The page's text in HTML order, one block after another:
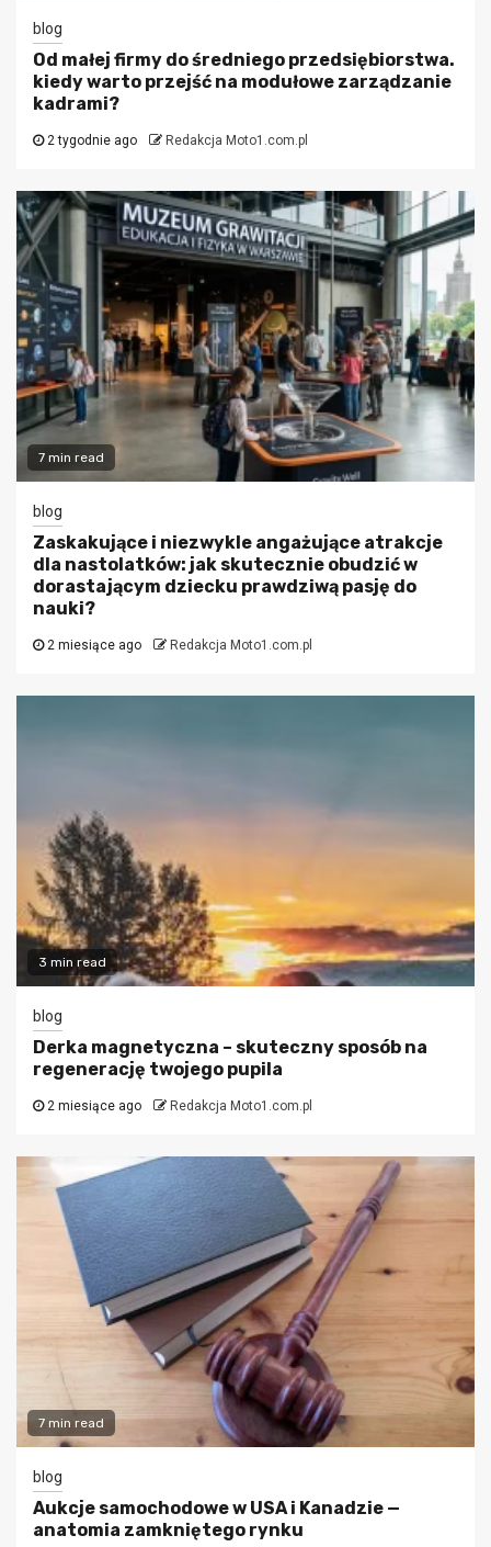
blog
Od małej firmy do średniego przedsiębiorstwa.
kiedy warto przejść na modułowe zarządzanie
kadrami?
2 tygodnie ago Redakcja Moto1.com.pl
7 min read
blog
Zaskakujące i niezwykle angażujące atrakcje
dla nastolatków: jak skutecznie obudzić w
dorastającym dziecku prawdziwą pasję do
nauki?
2 miesiące ago Redakcja Moto1.com.pl
3 min read
blog
Derka magnetyczna – skuteczny sposób na
regenerację twojego pupila
2 miesiące ago Redakcja Moto1.com.pl
7 min read
blog
Aukcje samochodowe w USA i Kanadzie —
anatomia zamkniętego rynku